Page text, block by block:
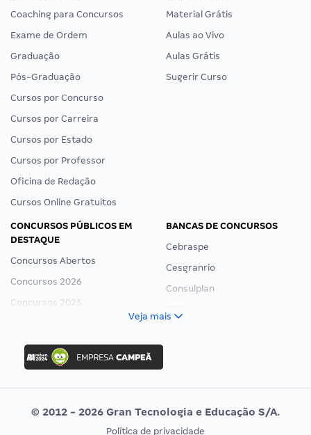
Coaching para Concursos
Exame de Ordem
Graduação
Pós-Graduação
Cursos por Concurso
Cursos por Carreira
Cursos por Estado
Cursos por Professor
Oficina de Redação
Cursos Online Gratuitos
Material Grátis
Aulas ao Vivo
Aulas Grátis
Sugerir Curso
CONCURSOS PÚBLICOS EM
DESTAQUE
Concursos Abertos
Concursos 2026
Concursos 2025
Concurso Ibama
Concurso MPU
Editais publicados
BANCAS DE CONCURSOS
Cebraspe
Cesgranrio
Consulplan
Vunesp
Veja mais
© 2012 - 2026 Gran Tecnologia e Educação S/A.
Política de privacidade